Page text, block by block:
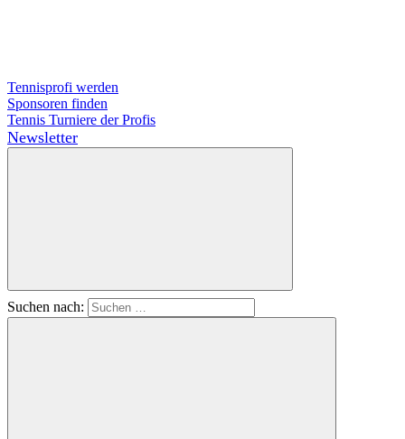
Tennisprofi werden
Sponsoren finden
Tennis Turniere der Profis
Newsletter
Suchen nach: